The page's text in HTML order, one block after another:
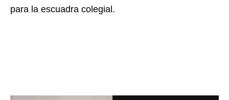
para la escuadra colegial.